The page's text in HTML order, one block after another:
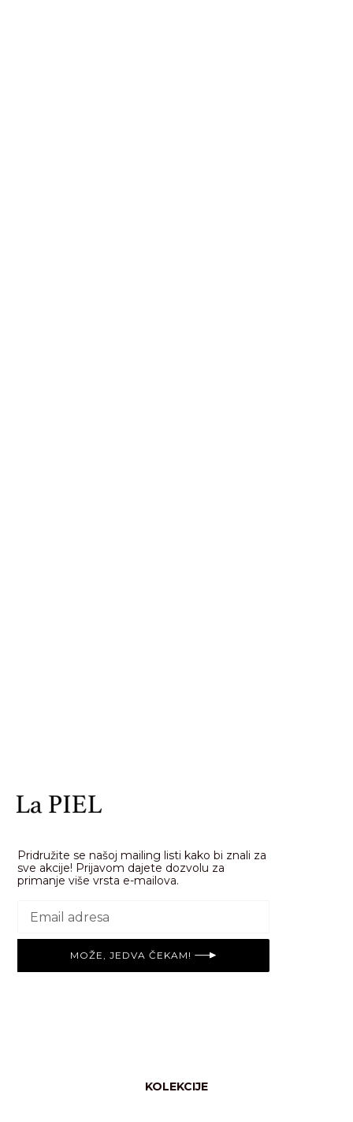
Pridružite se našoj mailing listi kako bi znali za
sve akcije! Prijavom dajete dozvolu za
primanje više vrsta e-mailova.
MOŽE, JEDVA ČEKAM!
KOLEKCIJE